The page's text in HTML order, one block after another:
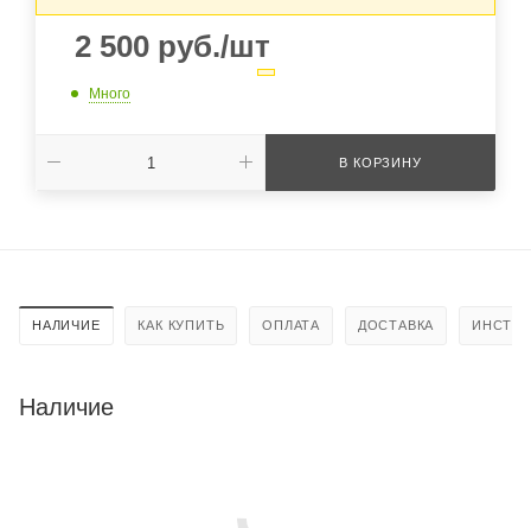
2 500 руб./шт
Много
В КОРЗИНУ
НАЛИЧИЕ КАК КУПИТЬ ОПЛАТА ДОСТАВКА
Наличие